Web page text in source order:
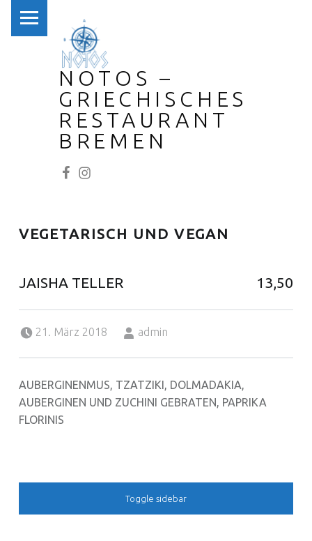
NOTOS –
GRIECHISCHES
RESTAURANT
BREMEN
VEGETARISCH UND VEGAN
JAISHA TELLER 13,50
21. März 2018
admin
AUBERGINENMUS, TZATZIKI, DOLMADAKIA,
AUBERGINEN UND ZUCHINI GEBRATEN, PAPRIKA
FLORINIS
SIDEBAR
Toggle sidebar